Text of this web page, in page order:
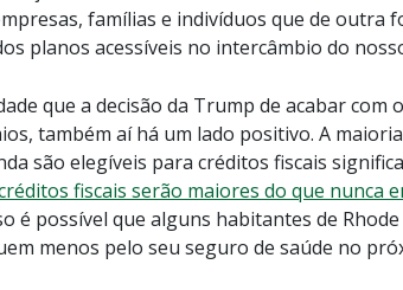
famílias e indivíduos que de
planos acessíveis no intercâmbio do
que a decisão da Trump de acabar
também aí há um lado positivo. A
são elegíveis para créditos fiscais
fiscais serão maiores do que nunca
é possível que alguns habitantes de
menos pelo seu seguro de saúde no